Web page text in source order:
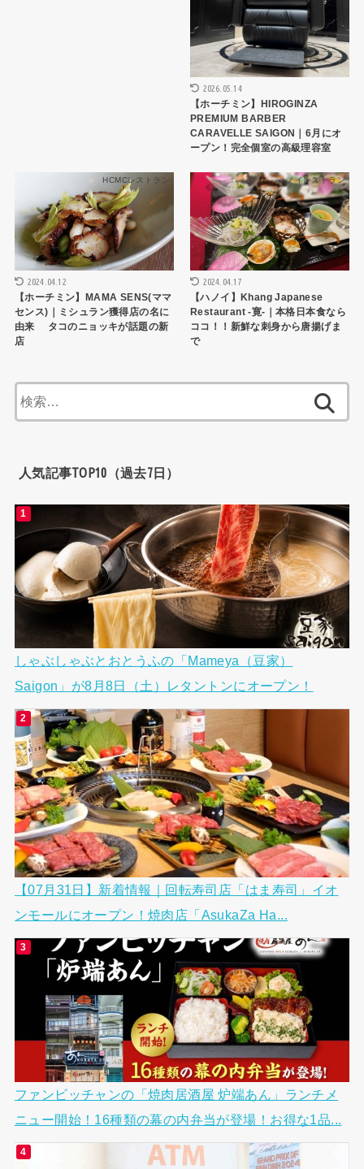
2026.05.14
【ホーチミン】HIROGINZA
PREMIUM BARBER
CARAVELLE SAIGON｜6月にオ
ープン！完全個室の高級理容室
HCMCレストラン
2024.04.12
【ホーチミン】MAMA SENS(ママ
センス)｜ミシュラン獲得店の名に
由来 タコのニョッキが話題の新
店
ハノイレストラン
2024.04.17
【ハノイ】Khang Japanese
Restaurant -寛-｜本格日本食なら
ココ！！新鮮な刺身から唐揚げま
で
索:
人気記事TOP10（過去7日）
しゃぶしゃぶとおとうふの「Mameya（豆家）
Saigon」が8月8日（土）レタントンにオープン！
【07月31日】新着情報｜回転寿司店「はま寿司」イオ
ンモールにオープン！焼肉店「AsukaZa Ha...
ファンビッチャンの「焼肉居酒屋 炉端あん」ランチメ
ニュー開始！16種類の幕の内弁当が登場！お得な1品...